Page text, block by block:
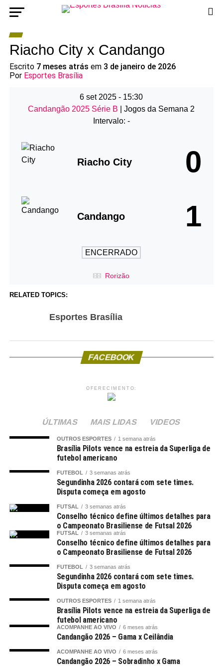
Riacho City x Candango
Escrito 7 meses atrás em 3 de janeiro de 2026
Por Esportes Brasília
6 set 2025 - 15:30
Candangão 2025 Série B
| Jogos da Semana 2
Intervalo: -
Riacho City 0
Candango 1
ENCERRADO
Rorizão
RELATED TOPICS:
Esportes Brasília
FACEBOOK
OFERECIMENTO:
ÚLTIMAS MAIS LIDAS VIDEOS
OUTROS ESPORTES 1 semana atrás
Brasília Pilots vence na estreia da Superliga de
futebol americano
FUTEBOL 3 semanas atrás
Segundinha 2026 contará com sete times.
Disputa começa em agosto
FUTSAL 3 semanas atrás
Conselho técnico define últimos detalhes para
o Campeonato Brasiliense de Futsal 2026
FUTSAL 3 semanas atrás
Conselho técnico define últimos detalhes para
o Campeonato Brasiliense de Futsal 2026
FUTEBOL 3 semanas atrás
Segundinha 2026 contará com sete times.
Disputa começa em agosto
OUTROS ESPORTES 1 semana atrás
Brasília Pilots vence na estreia da Superliga de
futebol americano
ACOMPANHE AO VIVO 6 meses atrás
Candangão 2026 – Gama x Ceilândia
ACOMPANHE AO VIVO 6 meses atrás
Candangão 2026 – Sobradinho x Gama